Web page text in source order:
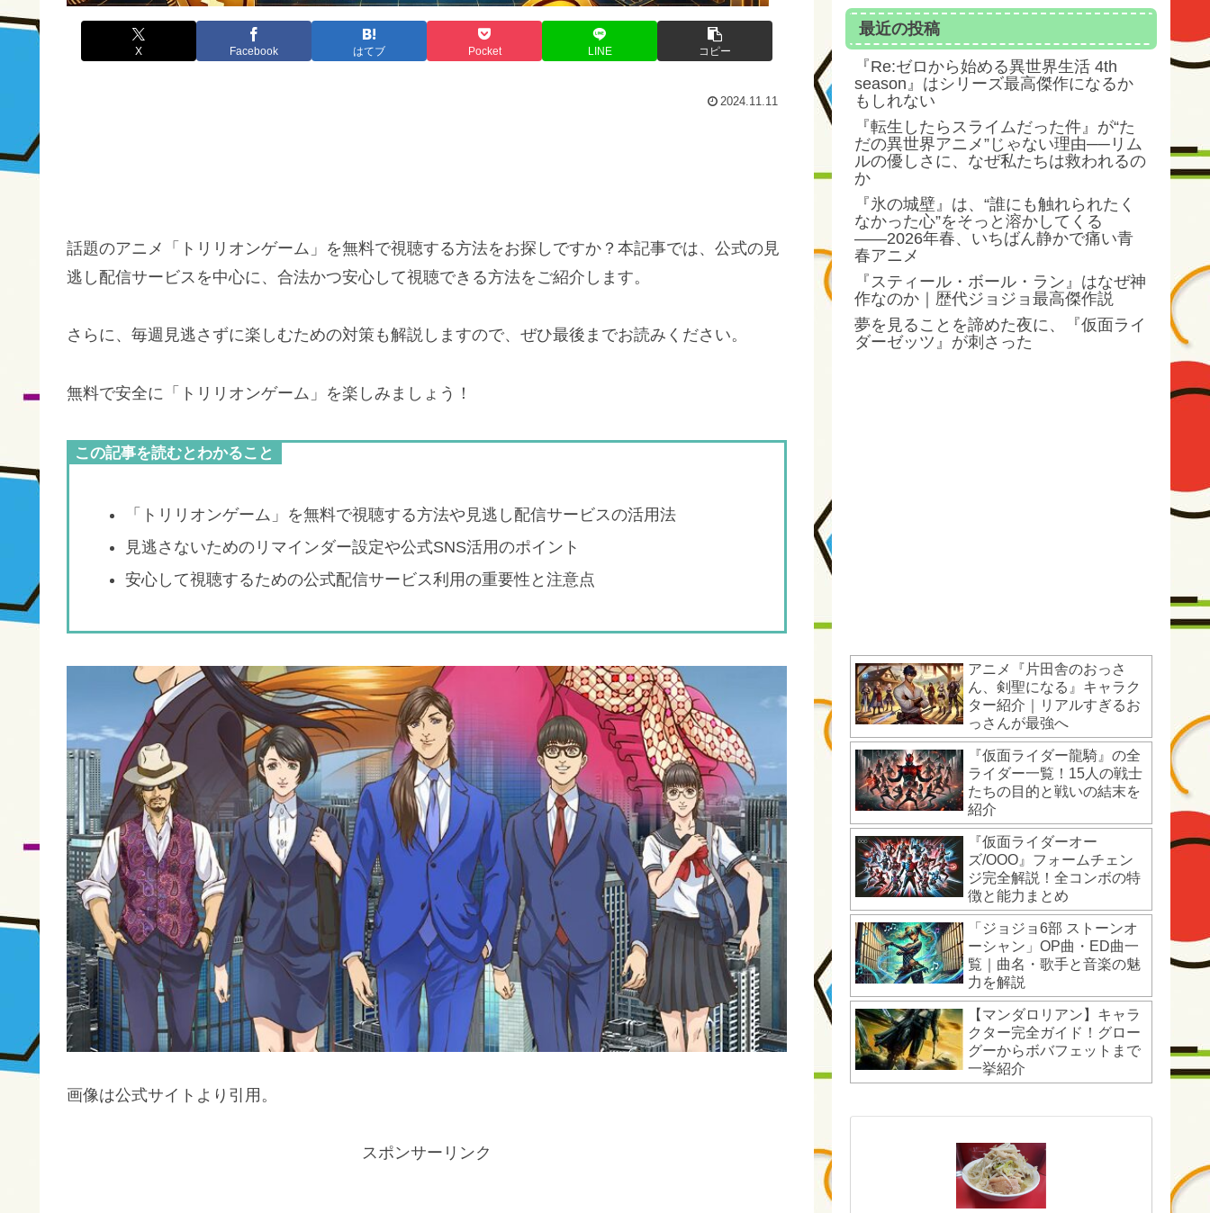
X Facebook はてブ Pocket LINE コピー
2024.11.11
話題のアニメ「トリリオンゲーム」を無料で視聴する方法をお探しですか？本記事では、公式の見
逃し配信サービスを中心に、合法かつ安心して視聴できる方法をご紹介します。
さらに、毎週見逃さずに楽しむための対策も解説しますので、ぜひ最後までお読みください。
無料で安全に「トリリオンゲーム」を楽しみましょう！
この記事を読むとわかること
「トリリオンゲーム」を無料で視聴する方法や見逃し配信サービスの活用法
見逃さないためのリマインダー設定や公式SNS活用のポイント
安心して視聴するための公式配信サービス利用の重要性と注意点
画像は公式サイトより引用。
スポンサーリンク
最近の投稿
『Re:ゼロから始める異世界生活 4th
season』はシリーズ最高傑作になるか
もしれない
『転生したらスライムだった件』が“た
だの異世界アニメ”じゃない理由──リム
ルの優しさに、なぜ私たちは救われるの
か
『氷の城壁』は、“誰にも触れられたく
なかった心”をそっと溶かしてくる
――2026年春、いちばん静かで痛い青
春アニメ
『スティール・ボール・ラン』はなぜ神
作なのか｜歴代ジョジョ最高傑作説
夢を見ることを諦めた夜に、『仮面ライ
ダーゼッツ』が刺さった
アニメ『片田舎のおっさ
ん、剣聖になる』キャラク
ター紹介｜リアルすぎるお
っさんが最強へ
『仮面ライダー龍騎』の全
ライダー一覧！15人の戦士
たちの目的と戦いの結末を
紹介
『仮面ライダーオー
ズ/OOO』フォームチェン
ジ完全解説！全コンボの特
徴と能力まとめ
「ジョジョ6部 ストーンオ
ーシャン」OP曲・ED曲一
覧｜曲名・歌手と音楽の魅
力を解説
【マンダロリアン】キャラ
クター完全ガイド！グロー
グーからボバフェットまで
一挙紹介